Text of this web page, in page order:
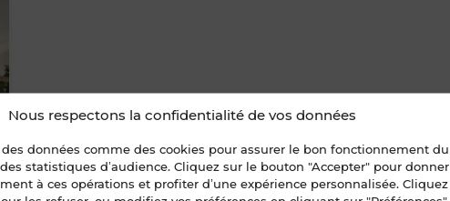
Nous respectons la confidentialité de vos données
données comme des cookies pour assurer le bon fonctionnement du
statistiques d’audience. Cliquez sur le bouton "Accepter" pour donner
à ces opérations et profiter d’une expérience personnalisée. Cliquez